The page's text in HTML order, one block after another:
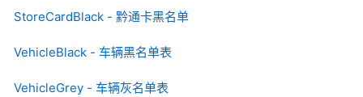
StoreCardBlack - 黔通卡黑名单
VehicleBlack - 车辆黑名单表
VehicleGrey - 车辆灰名单表